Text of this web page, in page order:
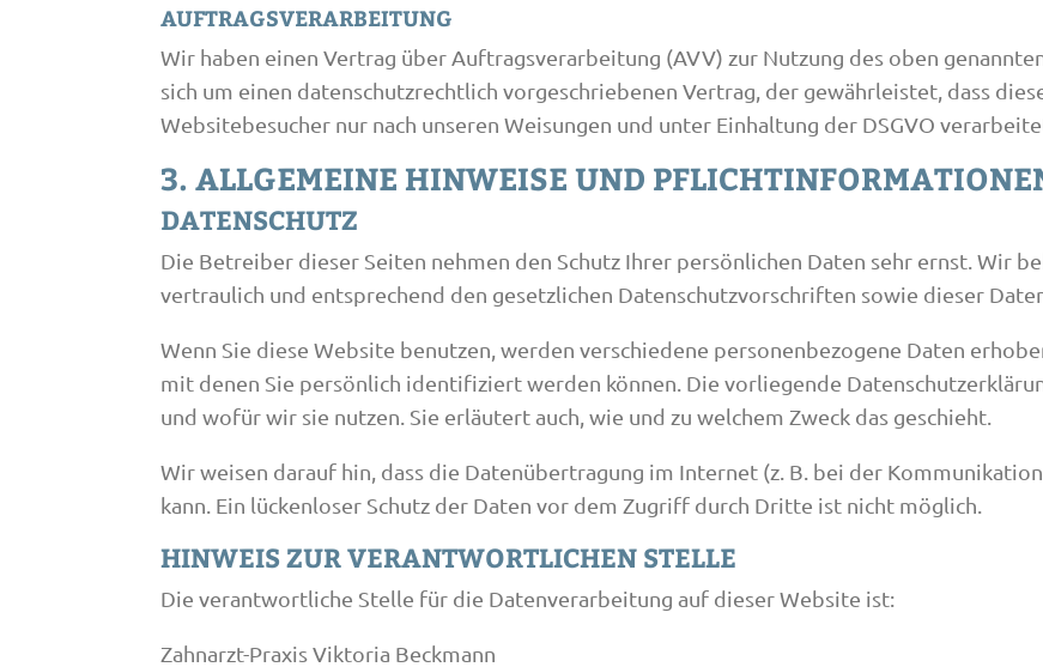
AUFTRAGSVERARBEITUNG
Wir haben einen Vertrag über Auftragsverarbeitung (AVV) zur Nutzung des oben
sich um einen datenschutzrechtlich vorgeschriebenen Vertrag, der gewährleistet, dass
Websitebesucher nur nach unseren Weisungen und unter Einhaltung der DSGVO
3. ALLGEMEINE HINWEISE UND
DATENSCHUTZ
Die Betreiber dieser Seiten nehmen den Schutz Ihrer persönlichen Daten sehr ernst. Wir
vertraulich und entsprechend den gesetzlichen Datenschutzvorschriften sowie dieser
Wenn Sie diese Website benutzen, werden verschiedene personenbezogene Daten
mit denen Sie persönlich identifiziert werden können. Die vorliegende
und wofür wir sie nutzen. Sie erläutert auch, wie und zu welchem Zweck das geschieht.
Wir weisen darauf hin, dass die Datenübertragung im Internet (z. B. bei der
kann. Ein lückenloser Schutz der Daten vor dem Zugriff durch Dritte ist nicht möglich.
HINWEIS ZUR VERANTWORTLICHEN STELLE
Die verantwortliche Stelle für die Datenverarbeitung auf dieser Website ist:
Zahnarzt-Praxis Viktoria Beckmann